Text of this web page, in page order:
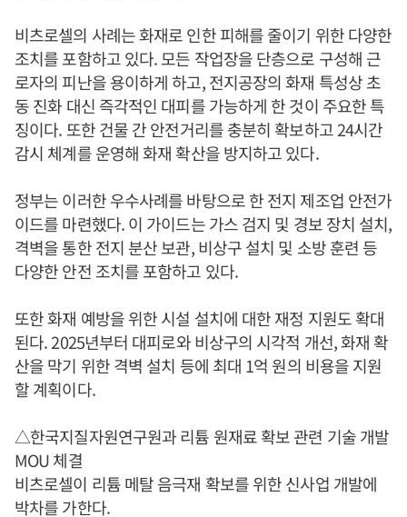
비츠로셀의 사례는 화재로 인한 피해를 줄이기 위한 다양한
조치를 포함하고 있다. 모든 작업장을 단층으로 구성해 근
로자의 피난을 용이하게 하고, 전지공장의 화재 특성상 초
동 진화 대신 즉각적인 대피를 가능하게 한 것이 주요한 특
징이다. 또한 건물 간 안전거리를 충분히 확보하고 24시간
감시 체계를 운영해 화재 확산을 방지하고 있다.
정부는 이러한 우수사례를 바탕으로 한 전지 제조업 안전가
이드를 마련했다. 이 가이드는 가스 검지 및 경보 장치 설치,
격벽을 통한 전지 분산 보관, 비상구 설치 및 소방 훈련 등
다양한 안전 조치를 포함하고 있다.
또한 화재 예방을 위한 시설 설치에 대한 재정 지원도 확대
된다. 2025년부터 대피로와 비상구의 시각적 개선, 화재 확
산을 막기 위한 격벽 설치 등에 최대 1억 원의 비용을 지원
할 계획이다.
△한국지질자원연구원과 리튬 원재료 확보 관련 기술 개발
MOU 체결
비츠로셀이 리튬 메탈 음극재 확보를 위한 신사업 개발에
박차를 가한다.